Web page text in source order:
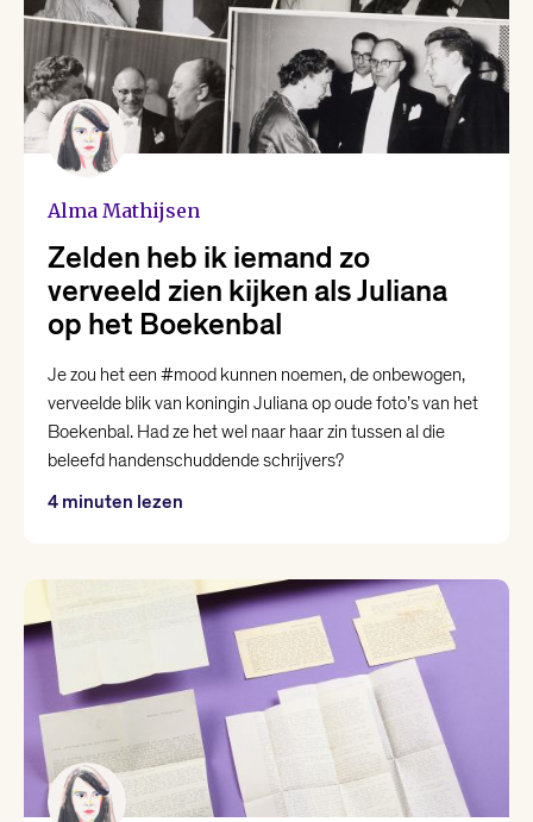
Alma Mathijsen
Zelden heb ik iemand zo
verveeld zien kijken als Juliana
op het Boekenbal
Je zou het een #mood kunnen noemen, de onbewogen,
verveelde blik van koningin Juliana op oude foto’s van het
Boekenbal. Had ze het wel naar haar zin tussen al die
beleefd handenschuddende schrijvers?
4 minuten lezen